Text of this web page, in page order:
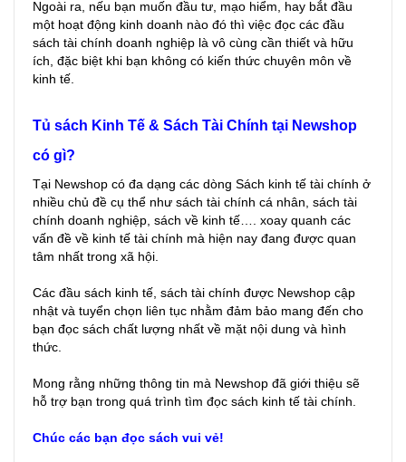
Ngoài ra, nếu bạn muốn đầu tư, mạo hiểm, hay bắt đầu
một hoạt động kinh doanh nào đó thì việc đọc các đầu
sách tài chính doanh nghiệp là vô cùng cần thiết và hữu
ích, đặc biệt khi bạn không có kiến thức chuyên môn về
kinh tế.
Tủ sách Kinh Tế & Sách Tài Chính tại Newshop
có gì?
Tại Newshop có đa dạng các dòng Sách kinh tế tài chính ở
nhiều chủ đề cụ thể như sách tài chính cá nhân, sách tài
chính doanh nghiệp, sách về kinh tế…. xoay quanh các
vấn đề về kinh tế tài chính mà hiện nay đang được quan
tâm nhất trong xã hội.
Các đầu sách kinh tế, sách tài chính được Newshop cập
nhật và tuyển chọn liên tục nhằm đảm bảo mang đến cho
bạn đọc sách chất lượng nhất về mặt nội dung và hình
thức.
Mong rằng những thông tin mà Newshop đã giới thiệu sẽ
hỗ trợ bạn trong quá trình tìm đọc sách kinh tế tài chính.
Chúc các bạn đọc sách vui vẻ!